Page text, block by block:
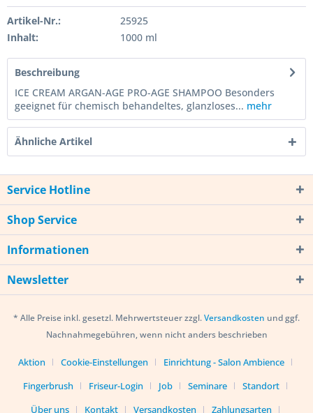
Artikel-Nr.:
25925
Inhalt:
1000 ml
Beschreibung
ICE CREAM ARGAN-AGE PRO-AGE SHAMPOO Besonders
geeignet für chemisch behandeltes, glanzloses... mehr
Ähnliche Artikel
Service Hotline
Shop Service
Informationen
Newsletter
* Alle Preise inkl. gesetzl. Mehrwertsteuer zzgl.Versandkosten und ggf.
Nachnahmegebühren, wenn nicht anders beschrieben
Aktion Cookie-Einstellungen
Einrichtung - Salon Ambience
Fingerbrush
Friseur-Login Job Seminare
Standort
Über uns
Kontakt Versandkosten Zahlungsarten